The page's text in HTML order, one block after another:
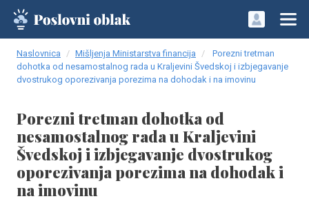
Naslovnica Mišljenja Ministarstva financija
Porezni tretman
dohotka od nesamostalnog rada u Kraljevini Švedskoj i izbjegavanje
dvostrukog oporezivanja porezima na dohodak i na imovinu
Porezni tretman dohotka od
nesamostalnog rada u Kraljevini
Švedskoj i izbjegavanje dvostrukog
oporezivanja porezima na dohodak i
na imovinu